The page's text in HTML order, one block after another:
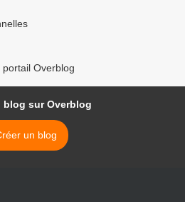
Overblog
blog sur Overblog
un blog